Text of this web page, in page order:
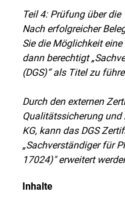
Teil 4: Prüfung über die
Nach erfolgreicher
Sie die Möglichkeit
dann berechtigt
(DGS)“ als Titel zu
Durch den externen
Qualitätssicherung und
KG, kann das DGS
„Sachverständiger für
17024)" erweitert
Inhalte